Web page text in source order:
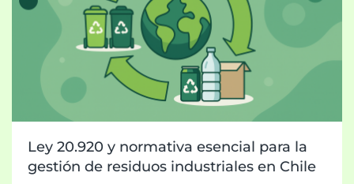
Ley 20.920 y normativa esencial para la
gestión de residuos industriales en Chile